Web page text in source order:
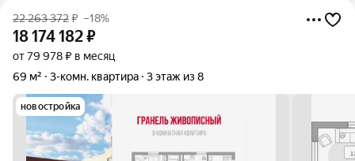
22 263 372₽ –18%
18 174 182₽
от 79 978 ₽ в месяц
69 м²
3-комн. квартира 3 этаж из 8
новостройка